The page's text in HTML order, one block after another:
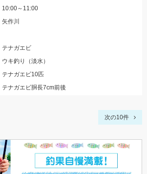
10:00～11:00
矢作川
テナガエビ
ウキ釣り（淡水）
テナガエビ10匹
テナガエビ胴長7cm前後
次の10件